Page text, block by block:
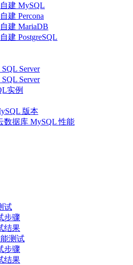
建 MySQL
建 Percona
建 MariaDB
建 PostgreSQL
Server
Server
实例
版本
数据库 MySQL 性能
试
步骤
结果
能测试
步骤
结果